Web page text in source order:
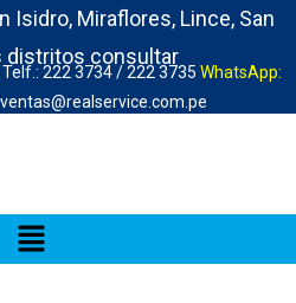
Isidro, Miraflores, Lince, San
distritos consultar
Telf.: 222 3734 / 222 3735 WhatsApp:
ventas@realservice.com.pe